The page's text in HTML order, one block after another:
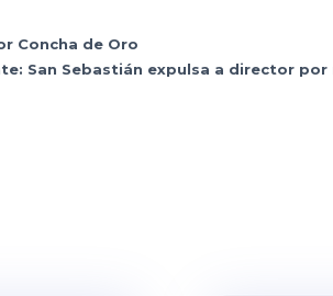
Concha de Oro
San Sebastián expulsa a director por